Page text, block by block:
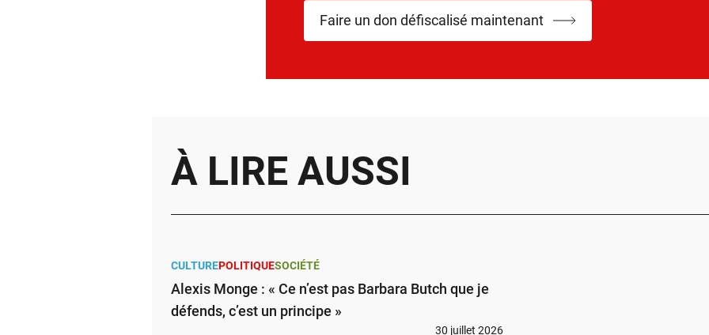
Faire un don défiscalisé maintenant
À LIRE AUSSI
CULTUREPOLITIQUESOCIÉTÉ
Alexis Monge : « Ce n’est pas Barbara Butch que je
défends, c’est un principe »
30 juillet 2026